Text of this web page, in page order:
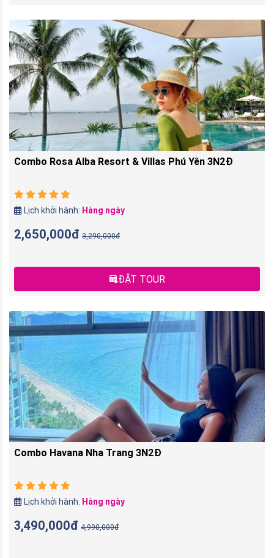
Combo Rosa Alba Resort & Villas Phú Yên 3N2Đ
Lịch khởi hành: Hàng ngày
2,650,000đ 3,290,000đ
ĐẶT TOUR
Combo Havana Nha Trang 3N2Đ
Lịch khởi hành: Hàng ngày
3,490,000đ 4,990,000đ